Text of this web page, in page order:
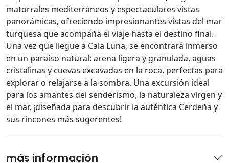
matorrales mediterráneos y espectaculares vistas
panorámicas, ofreciendo impresionantes vistas del mar
turquesa que acompaña el viaje hasta el destino final.
Una vez que llegue a Cala Luna, se encontrará inmerso
en un paraíso natural: arena ligera y granulada, aguas
cristalinas y cuevas excavadas en la roca, perfectas para
explorar o relajarse a la sombra. Una excursión ideal
para los amantes del senderismo, la naturaleza virgen y
el mar, ¡diseñada para descubrir la auténtica Cerdeña y
sus rincones más sugerentes!
más información